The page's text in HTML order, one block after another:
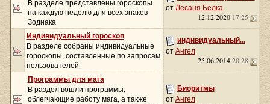
В разделе представлены гороскопы
на каждую неделю для всех знаков
Зодиака
отЛесаня Белка
12.12.2020 17:25
Индивидуальный гороскоп
В разделе собраны индивидуальные
гороскопы, составленные по запросам
пользователей
индивидуальный...
отАнгел
25.06.201420:28
Программы для мага
В раздел вошли программы,
облегчающие работу мага, а также
Биоритмы
отАнгел